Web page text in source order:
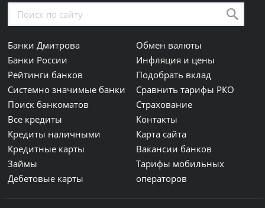
Банки Дмитрова
Банки России
Рейтинги банков
Системно значимые банки
Поиск банкоматов
Все кредиты
Кредиты наличными
Кредитные карты
Займы
Дебетовые карты
Обмен валюты
Инфляция и цены
Подобрать вклад
Сравнить тарифы РКО
Страхование
Контакты
Карта сайта
Вакансии банков
Тарифы мобильных
операторов